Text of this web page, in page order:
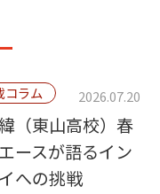
コラム 2026.07.20
（東山高校）春
ースが語るイン
への挑戦